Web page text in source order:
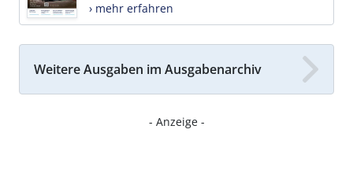
› mehr erfahren
Weitere Ausgaben im Ausgabenarchiv
- Anzeige -